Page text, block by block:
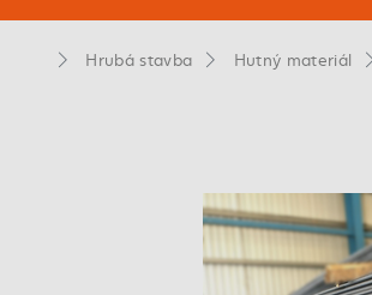
Hrubá stavba Hutný materiál